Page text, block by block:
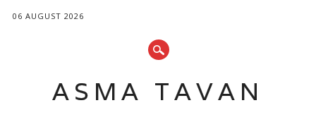
06 AUGUST 2026
ASMA TAVAN